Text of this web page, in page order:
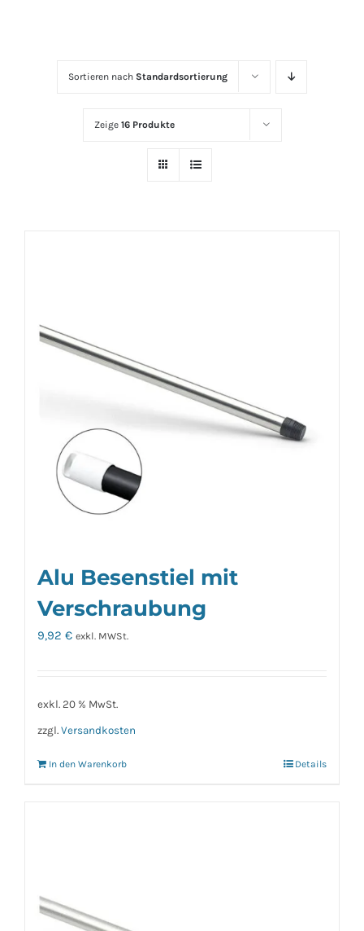
Sortieren nach Standardsortierung
Zeige 16 Produkte
Alu Besenstiel mit
Verschraubung
9,92 € exkl. MWSt.
exkl. 20 % MwSt.
zzgl. Versandkosten
In den Warenkorb Details